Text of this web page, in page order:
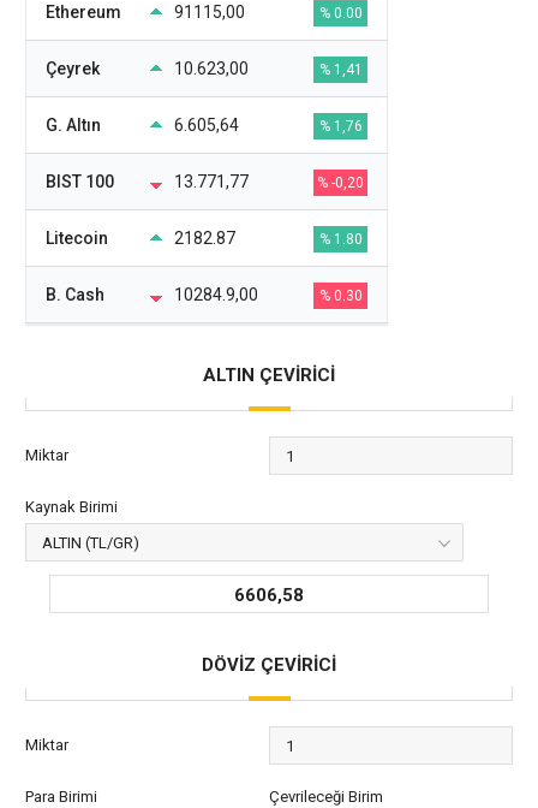
Ethereum 91115,00 % 0.00
Çeyrek 10.623,00 % 1,41
G. Altın 6.605,64 % 1,76
BIST 100 13.771,77 % -0,20
Litecoin 2182.87 % 1.80
B. Cash 10284.9,00 % 0.30
ALTIN ÇEVİRİCİ
Miktar
Kaynak Birimi
6606,58
DÖVİZ ÇEVİRİCİ
Miktar
Para Birimi Çevrileceği Birim